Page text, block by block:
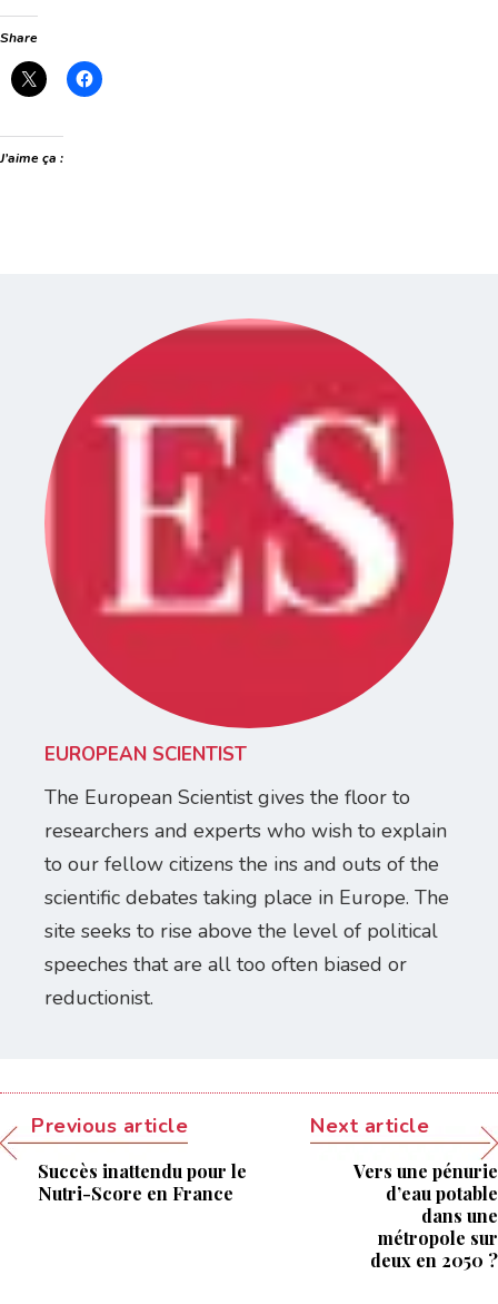
Share
J’aime ça :
EUROPEAN SCIENTIST
The European Scientist gives the floor to
researchers and experts who wish to explain
to our fellow citizens the ins and outs of the
scientific debates taking place in Europe. The
site seeks to rise above the level of political
speeches that are all too often biased or
reductionist.
Previous article
Succès inattendu pour le
Nutri-Score en France
Next article
Vers une pénurie
d’eau potable
dans une
métropole sur
deux en 2050 ?